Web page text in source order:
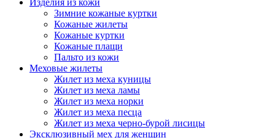
Изделия из кожи
Зимние кожаные куртки
Кожаные жилеты
Кожаные куртки
Кожаные плащи
Пальто из кожи
Меховые жилеты
Жилет из меха куницы
Жилет из меха ламы
Жилет из меха норки
Жилет из меха песца
Жилет из меха черно-бурой лисицы
Эксклюзивный мех для женщин